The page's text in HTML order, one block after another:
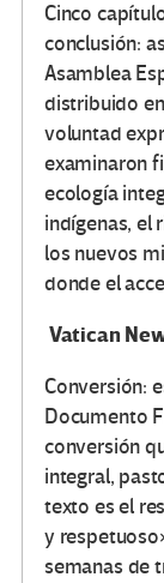
Cinco
conclusión:
Asamblea
distribuido
voluntad
examinaron
ecología
indígenas, el
los nuevos
donde el
Vatican
Conversión:
Documento
conversión
integral,
texto es el
y
semanas de